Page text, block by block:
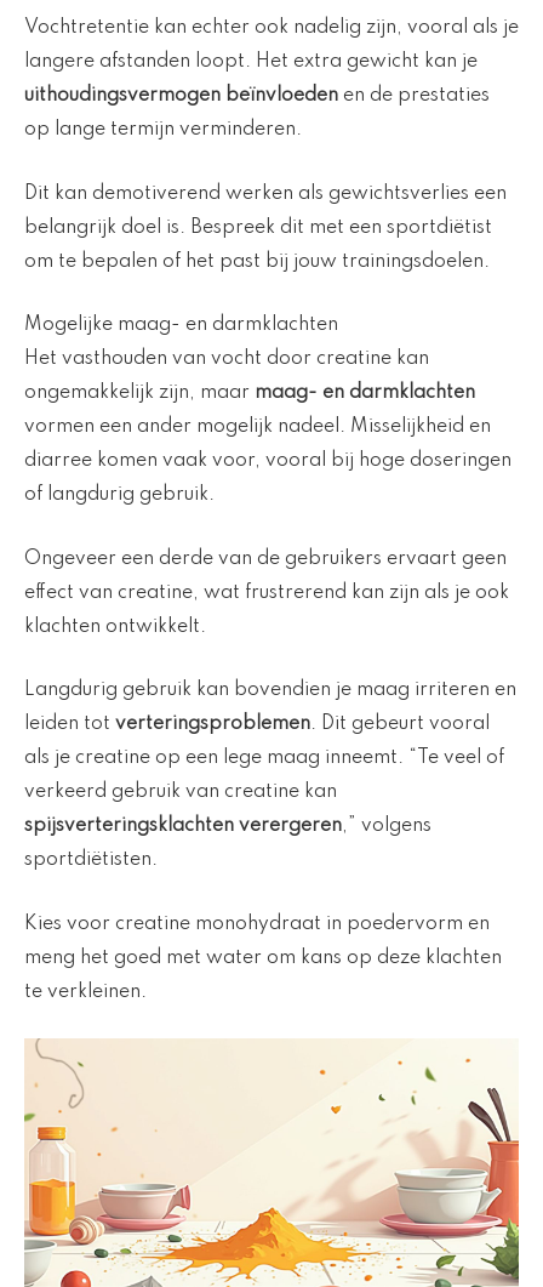
Vochtretentie kan echter ook nadelig zijn, vooral als je
langere afstanden loopt. Het extra gewicht kan je
uithoudingsvermogen beïnvloeden en de prestaties
op lange termijn verminderen.
Dit kan demotiverend werken als gewichtsverlies een
belangrijk doel is. Bespreek dit met een sportdiëtist
om te bepalen of het past bij jouw trainingsdoelen.
Mogelijke maag- en darmklachten
Het vasthouden van vocht door creatine kan
ongemakkelijk zijn, maar maag- en darmklachten
vormen een ander mogelijk nadeel. Misselijkheid en
diarree komen vaak voor, vooral bij hoge doseringen
of langdurig gebruik.
Ongeveer een derde van de gebruikers ervaart geen
effect van creatine, wat frustrerend kan zijn als je ook
klachten ontwikkelt.
Langdurig gebruik kan bovendien je maag irriteren en
leiden tot verteringsproblemen. Dit gebeurt vooral
als je creatine op een lege maag inneemt. “Te veel of
verkeerd gebruik van creatine kan
spijsverteringsklachten verergeren,” volgens
sportdiëtisten.
Kies voor creatine monohydraat in poedervorm en
meng het goed met water om kans op deze klachten
te verkleinen.